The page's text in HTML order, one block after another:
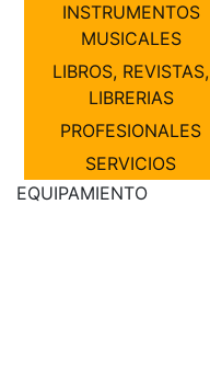
INSTRUMENTOS
MUSICALES
LIBROS, REVISTAS,
LIBRERIAS
PROFESIONALES
SERVICIOS
EQUIPAMIENTO